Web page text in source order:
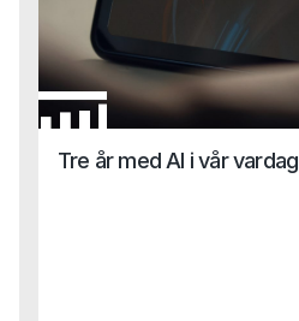
Tre år med AI i vår vardag